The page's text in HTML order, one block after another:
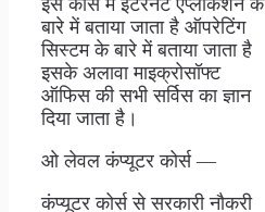
बारे में बताया जाता है ऑपरेटिंग
सिस्टम के बारे में बताया जाता है
इसके अलावा माइक्रोसॉफ्ट
ऑफिस की सभी सर्विस का ज्ञान
दिया जाता है।
ओ लेवल कंप्यूटर कोर्स —
कंप्यूटर कोर्स से सरकारी नौकरी